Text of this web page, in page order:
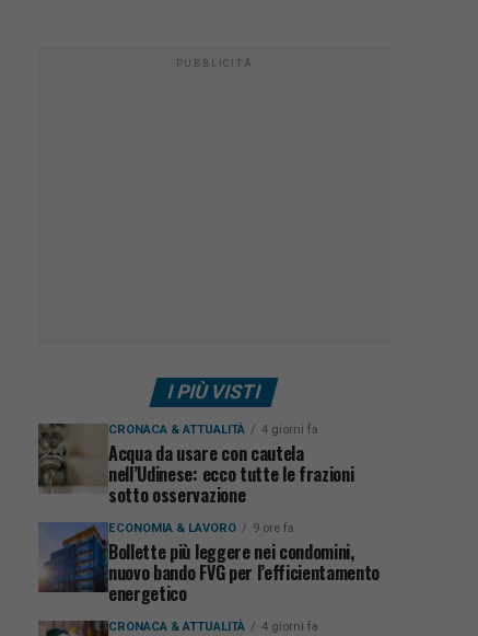
PUBBLICITÀ
I PIÙ VISTI
CRONACA & ATTUALITÀ 4 giorni fa
Acqua da usare con cautela
nell’Udinese: ecco tutte le frazioni
sotto osservazione
ECONOMIA & LAVORO 9 ore fa
Bollette più leggere nei condomini,
nuovo bando FVG per l’efficientamento
energetico
CRONACA & ATTUALITÀ 4 giorni fa